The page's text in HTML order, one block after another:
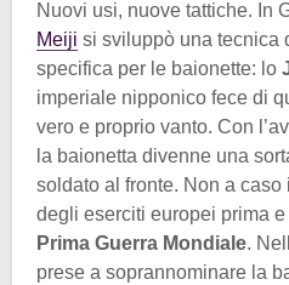
Nuovi usi, nuove tattiche. In
Meiji si sviluppò una tecnica
specifica per le baionette: lo
imperiale nipponico fece di
vero e proprio vanto. Con
la baionetta divenne una
soldato al fronte. Non a
degli eserciti europei prima
Prima Guerra Mondiale.
prese a soprannominare la